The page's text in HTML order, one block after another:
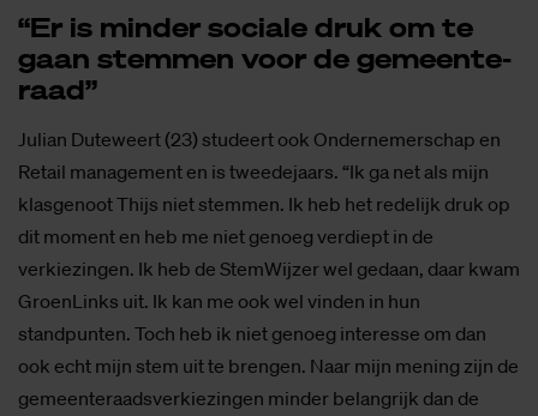
“Er is min­der so­ci­a­le druk om te
gaan stem­men voor de ge­meen­te­
raad”
Julian Duteweert (23) studeert ook Ondernemerschap en
Retail management en is tweedejaars. “Ik ga net als mijn
klasgenoot Thijs niet stemmen. Ik heb het redelijk druk op
dit moment en heb me niet genoeg verdiept in de
verkiezingen. Ik heb de StemWijzer wel gedaan, daar kwam
GroenLinks uit. Ik kan me ook wel vinden in hun
standpunten. Toch heb ik niet genoeg interesse om dan
ook echt mijn stem uit te brengen. Naar mijn mening zijn de
gemeenteraadsverkiezingen minder belangrijk dan de